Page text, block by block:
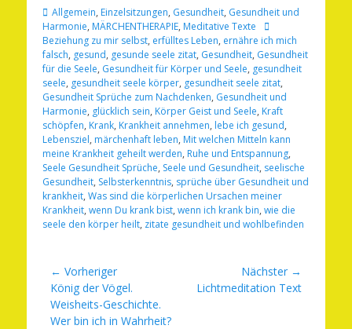
Kategorien
Allgemein, Einzelsitzungen, Gesundheit, Gesundheit und
Harmonie, MÄRCHENTHERAPIE, Meditative Texte
Schlagworte
Beziehung zu mir selbst, erfülltes Leben, ernähre ich mich
falsch, gesund, gesunde seele zitat, Gesundheit, Gesundheit
für die Seele, Gesundheit für Körper und Seele, gesundheit
seele, gesundheit seele körper, gesundheit seele zitat,
Gesundheit Sprüche zum Nachdenken, Gesundheit und
Harmonie, glücklich sein, Körper Geist und Seele, Kraft
schöpfen, Krank, Krankheit annehmen, lebe ich gesund,
Lebensziel, märchenhaft leben, Mit welchen Mitteln kann
meine Krankheit geheilt werden, Ruhe und Entspannung,
Seele Gesundheit Sprüche, Seele und Gesundheit, seelische
Gesundheit, Selbsterkenntnis, sprüche über Gesundheit und
krankheit, Was sind die körperlichen Ursachen meiner
Krankheit, wenn Du krank bist, wenn ich krank bin, wie die
seele den körper heilt, zitate gesundheit und wohlbefinden
Beitragsnavigation
← Vorheriger
Vorheriger
Beitrag:
König der Vögel.
Weisheits-Geschichte.
Wer bin ich in Wahrheit?
Nächster →
Nächster
Lichtmeditation Text